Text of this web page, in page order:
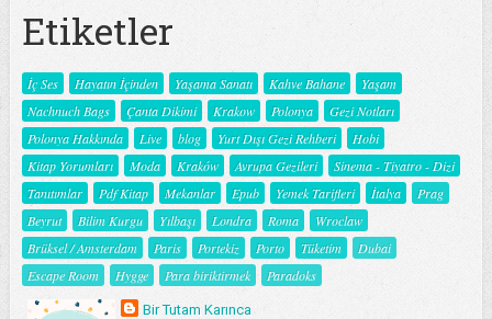
Etiketler
İç Ses Hayatın İçinden Yaşama Sanatı Kahve Bahane
Yaşam
Nachnuch Bags
Çanta Dikimi Krakow Polonya
Gezi Notları
Polonya Hakkında
Live blog Yurt Dışı Gezi Rehberi
Hobi
Kitap Yorumları
Moda Kraków Avrupa Gezileri
Sinema - Tiyatro - Dizi
Tanıtımlar
Pdf Kitap Mekanlar Epub Yemek Tarifleri İtalya
Prag
Beyrut
Bilim Kurgu Yılbaşı Londra Roma
Wroclaw
Brüksel / Amsterdam
Paris Portekiz Porto Tüketim
Dubai
Escape Room
Hygge Para biriktirmek Paradoks
Bir Tutam Karınca